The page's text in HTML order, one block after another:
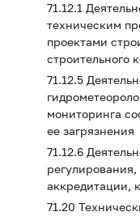
71.12.1
техническим
проектами
строительного
71.12.5
мониторинга
ее загрязнения
71.12.6
аккредитации,
71.20